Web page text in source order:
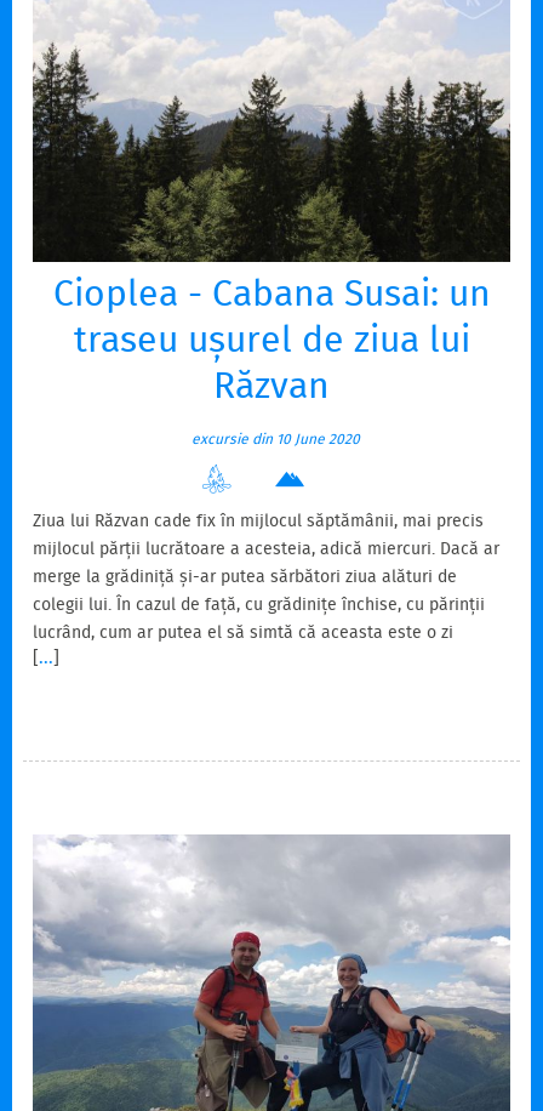
Cioplea - Cabana Susai: un
traseu ușurel de ziua lui
Răzvan
excursie din 10 June 2020
Ziua lui Răzvan cade fix în mijlocul săptămânii, mai precis
mijlocul părții lucrătoare a acesteia, adică miercuri. Dacă ar
merge la grădiniță și-ar putea sărbători ziua alături de
colegii lui. În cazul de față, cu grădinițe închise, cu părinții
lucrând, cum ar putea el să simtă că aceasta este o zi
specială? Tati o fi el acasă, dar este doar fizic, că mintea și
[...]